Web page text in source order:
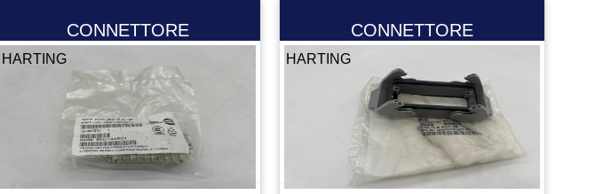
CONNETTORE
HARTING
CONNETTORE
HARTING